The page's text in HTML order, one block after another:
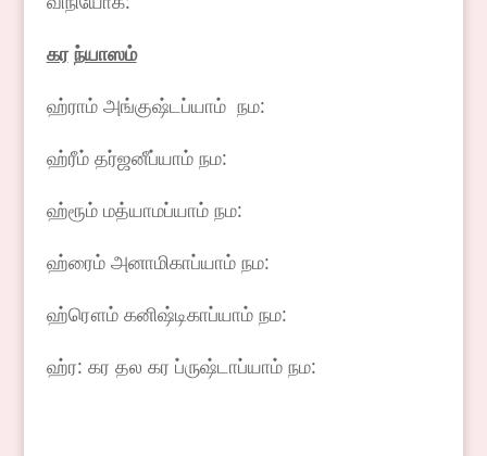
கர ந்யாஸம்
ஹ்ராம் அங்குஷ்டப்யாம் நம:
ஹ்ரீம் தர்ஜனீப்யாம் நம:
ஹ்ரூம் மத்யாமப்யாம் நம:
ஹ்ரைம் அனாமிகாப்யாம் நம:
ஹ்ரௌம் கனிஷ்டிகாப்யாம் நம:
ஹ்ர: கர தல கர ப்ருஷ்டாப்யாம் நம: